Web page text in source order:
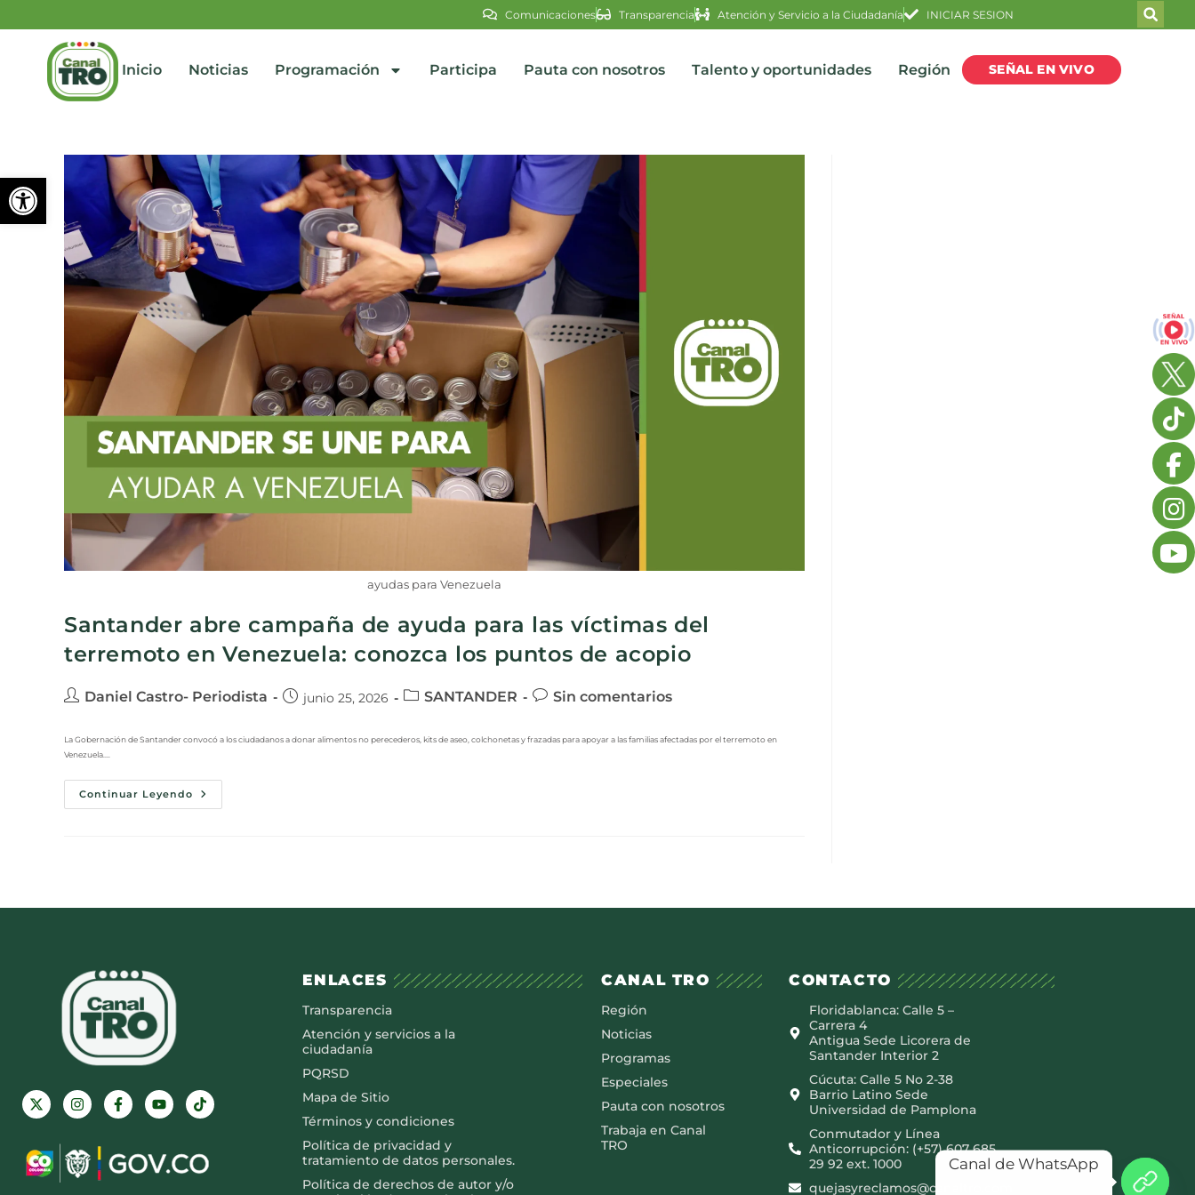
Abrir barra de herramientas
Comunicaciones Transparencia Atención y Servicio a la Ciudadanía INICIAR SESION
Inicio Noticias Programación Participa Pauta con nosotros Talento y oportunidades Región SEÑAL EN VIVO
ayudas para Venezuela
Santander abre campaña de ayuda para las víctimas del
terremoto en Venezuela: conozca los puntos de acopio
Daniel Castro- Periodista junio 25, 2026 SANTANDER Sin comentarios
La Gobernación de Santander convocó a los ciudadanos a donar alimentos no perecederos, kits de aseo, colchonetas y frazadas para apoyar a las familias afectadas por el terremoto en
Venezuela.…
Continuar Leyendo
ENLACES
Transparencia
Atención y servicios a la
ciudadanía
PQRSD
Mapa de Sitio
Términos y condiciones
Política de privacidad y
tratamiento de datos personales.
Política de derechos de autor y/o
CANAL TRO
Región
Noticias
Programas
Especiales
Pauta con nosotros
Trabaja en Canal
TRO
CONTACTO
Floridablanca: Calle 5 –
Carrera 4
Antigua Sede Licorera de
Santander Interior 2
Cúcuta: Calle 5 No 2-38
Barrio Latino Sede
Universidad de Pamplona
Conmutador y Línea
Anticorrupción: (+57) 607 685
29 92 ext. 1000
quejasyreclamos@canaltro.com
Canal de WhatsApp